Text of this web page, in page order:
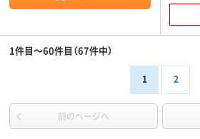
1件目～60件目（67件中）
1 2
前のページへ